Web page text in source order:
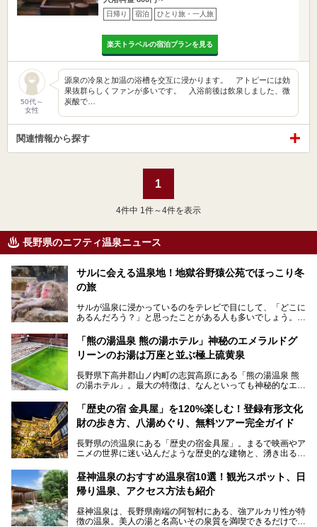
日帰り 宿泊 ひとり旅・一人旅
楽天トラベルの宿泊プランを見る
50代～
女性
源泉の冷泉と加温の浴槽を交互に浸かります。 アトピーには効
果抜群らしくファンが多いです。 入浴前後は飲泉しました、微
炭酸で…
関連情報から探す
1
4件中 1件～4件を表示
長野県のニフティ温泉ニュース
サルに会える温泉地！地獄谷野猿公苑でほっこり冬
の旅
サルが温泉に浸かっているのをテレビで目にして、「どこに
あるんだろう？」と思ったことがある人も多いでしょう。
この微笑ましい光景は、長野県にある「地獄谷野猿公苑」で
見られるもので、野生のサルが雪景色の中で温泉に浸かる姿
を間近で観察できます。
本記事では、地獄谷野猿公苑の魅力や見どころ、サルと温泉
との関係性、地獄谷周辺の観光スポットについて紹介しま
ので、野生のサルを観察する貴重な自然体験と温泉をあわせ
て楽しみたい人は、ぜひ参考にしてください。
「熊の湯温泉 熊の湯ホテル」神秘のエメラルドグ
リーンのお湯は万座と並ぶ極上硫黄泉
長野県下高井郡山ノ内町の志賀高原にある「熊の湯温泉 熊
の湯ホテル」。最大の特徴は、なんといっても神秘的なエメ
リピートするファンも多い温泉です。冬はスキーと一緒に楽
しみたい極上の温泉を紹介します。
「歴史の宿 金具屋」を120%楽しむ！登録有形文化
財の歩き方、八湯めぐり、無料ツアー完全ガイド
長野県の渋温泉にある「歴史の宿金具屋」。まるで映画やア
ニメの世界に迷い込んだような歴史的な建物と、湧き出る温
を隅々まで楽しみたいですよね。この記事では、金具屋での
滞在を最高の思い出にするための「楽しみ方」を徹底的にご
紹介します！
昼神温泉のおすすめ温泉宿10選！観光スポット、日
帰り温泉、アクセス方法も紹介
昼神温泉は、長野県南端の阿智村にある、強アルカリ性が特
徴の温泉。美人の湯と名高いその泉質を満喫できるだけでな